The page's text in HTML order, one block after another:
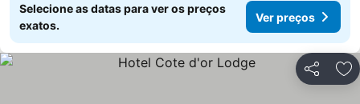
Selecione as datas para ver os preços
exatos.
Ver preços
Partilhar